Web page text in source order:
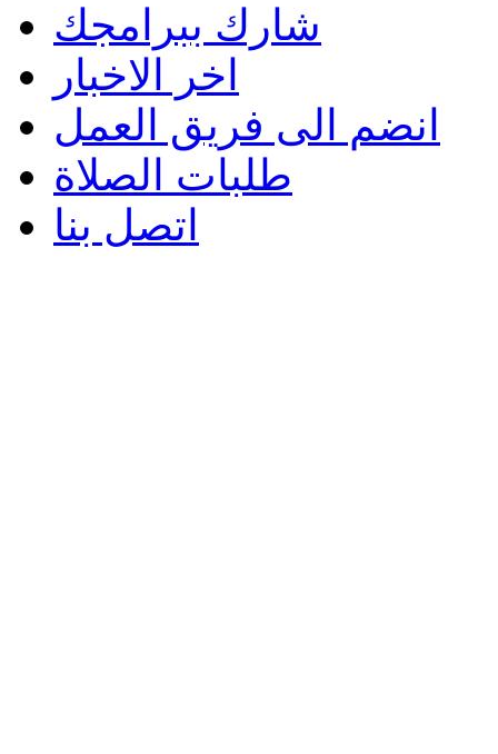
شارك ببرامجك
اخر الاخبار
انضم الى فريق العمل
طلبات الصلاة
اتصل بنا